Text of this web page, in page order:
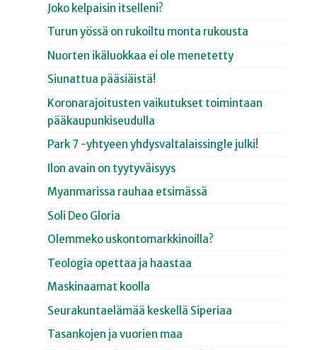
Joko kelpaisin itselleni?
Turun yössä on rukoiltu monta rukousta
Nuorten ikäluokkaa ei ole menetetty
Siunattua pääsiäistä!
Koronarajoitusten vaikutukset toimintaan
pääkaupunkiseudulla
Park 7 -yhtyeen yhdysvaltalaissingle julki!
Ilon avain on tyytyväisyys
Myanmarissa rauhaa etsimässä
Soli Deo Gloria
Olemmeko uskontomarkkinoilla?
Teologia opettaa ja haastaa
Maskinaamat koolla
Seurakuntaelämää keskellä Siperiaa
Tasankojen ja vuorien maa